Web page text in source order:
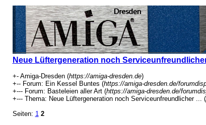
Neue Lüftergeneration noch
+- Amiga-Dresden (https://amiga-dresden.de)
+-- Forum: Ein Kessel Buntes (https://amiga-dresden.de/
+--- Forum: Basteleien aller Art (https://amiga-dresden.de/
+--- Thema: Neue Lüftergeneration noch Serviceunfreundlicher ... (
Seiten: 1 2